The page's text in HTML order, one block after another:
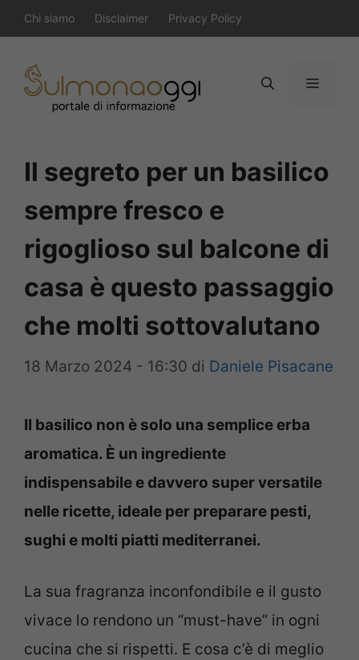
al
contenuto
Chi siamo Disclaimer Privacy Policy
Menu
Il segreto per un basilico
sempre fresco e
rigoglioso sul balcone di
casa è questo passaggio
che molti sottovalutano
18 Marzo 2024 - 16:30 di Daniele Pisacane
Il basilico non è solo una semplice erba
aromatica. È un ingrediente
indispensabile e davvero super versatile
nelle ricette, ideale per preparare pesti,
sughi e molti piatti mediterranei.
La sua fragranza inconfondibile e il gusto
vivace lo rendono un “must-have” in ogni
cucina che si rispetti. E cosa c’è di meglio